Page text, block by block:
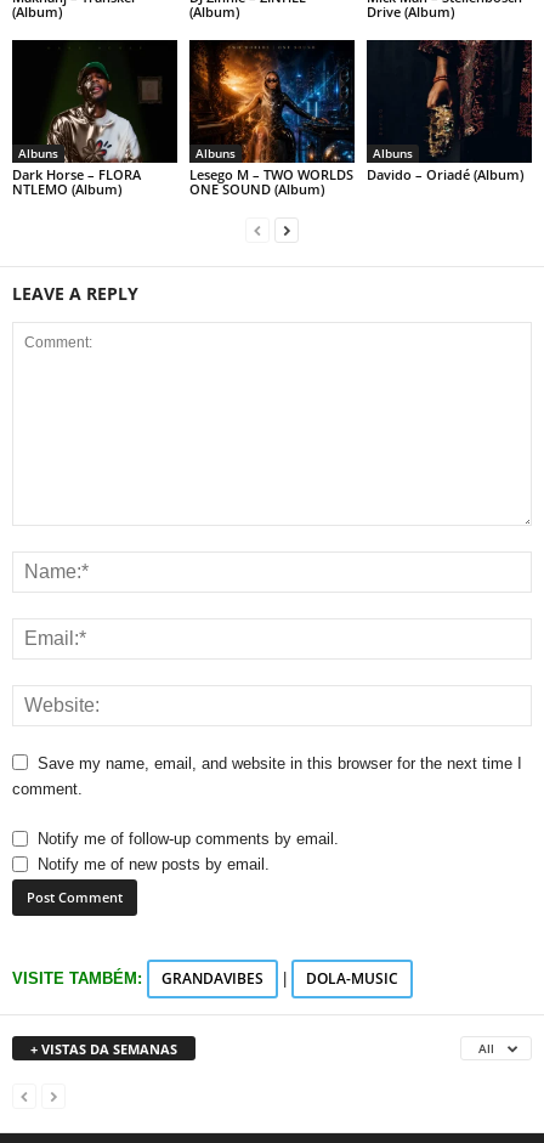
(Album)
(Album)
Drive (Album)
Albuns
Dark Horse – FLORA
NTLEMO (Album)
Albuns
Lesego M – TWO WORLDS
ONE SOUND (Album)
Albuns
Davido – Oriadé (Album)
LEAVE A REPLY
Save my name, email, and website in this browser for the next time I
comment.
Notify me of follow-up comments by email.
Notify me of new posts by email.
VISITE TAMBÉM: GRANDAVIBES DOLA-MUSIC
+ VISTAS DA SEMANAS All